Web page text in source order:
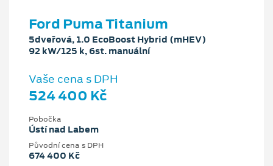
Ford Puma Titanium
5dveřová, 1.0 EcoBoost Hybrid (mHEV)
92 kW/125 k, 6st. manuální
Vaše cena s DPH
524 400 Kč
Pobočka
Ústí nad Labem
Původní cena s DPH
674 400 Kč